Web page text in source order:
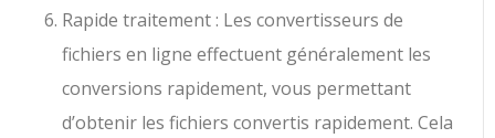
Rapide traitement : Les convertisseurs de
fichiers en ligne effectuent généralement les
conversions rapidement, vous permettant
d’obtenir les fichiers convertis rapidement. Cela